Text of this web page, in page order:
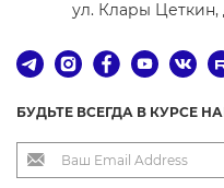
ул. Клары Цеткин,
БУДЬТЕ ВСЕГДА В КУРСЕ